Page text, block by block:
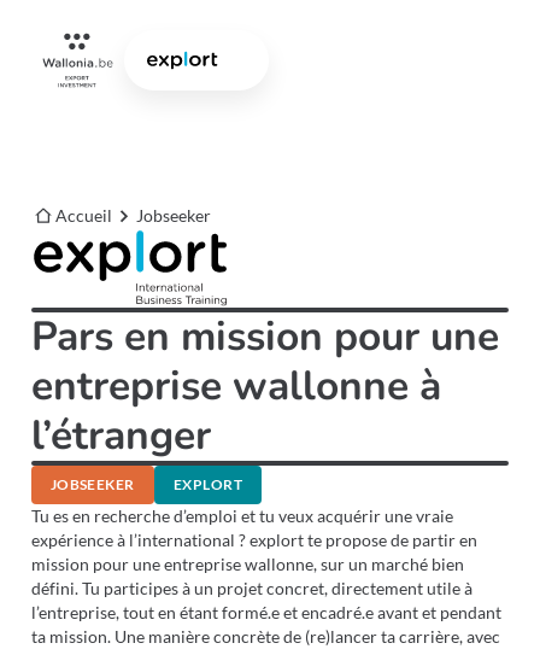
Accueil Jobseeker
Pars en mission pour une
entreprise wallonne à
l’étranger
JOBSEEKER EXPLORT
Tu es en recherche d’emploi et tu veux acquérir une vraie
expérience à l’international ? explort te propose de partir en
mission pour une entreprise wallonne, sur un marché bien
défini. Tu participes à un projet concret, directement utile à
l’entreprise, tout en étant formé.e et encadré.e avant et pendant
ta mission. Une manière concrète de (re)lancer ta carrière, avec